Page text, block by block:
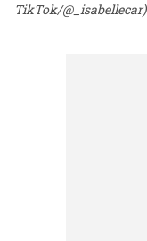
TikTok/@_isabellecar)